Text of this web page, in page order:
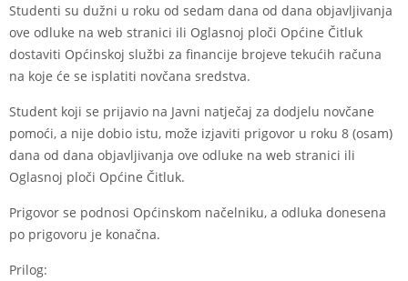
Studenti su dužni u roku od sedam dana od dana objavljivanja
ove odluke na web stranici ili Oglasnoj ploči Općine Čitluk
dostaviti Općinskoj službi za financije brojeve tekućih računa
na koje će se isplatiti novčana sredstva.
Student koji se prijavio na Javni natječaj za dodjelu novčane
pomoći, a nije dobio istu, može izjaviti prigovor u roku 8 (osam)
dana od dana objavljivanja ove odluke na web stranici ili
Oglasnoj ploči Općine Čitluk.
Prigovor se podnosi Općinskom načelniku, a odluka donesena
po prigovoru je konačna.
Prilog: